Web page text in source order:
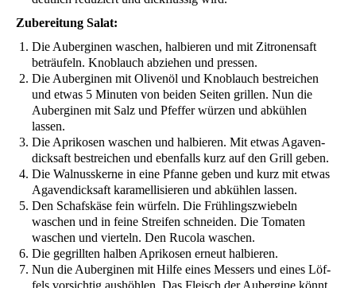
Zube­rei­tung Salat:
Die Auber­gi­nen waschen, hal­bie­ren und mit Zitro­nen­saft
beträu­feln. Knob­lauch abzie­hen und pressen.
Die Auber­gi­nen mit Oli­ven­öl und Knob­lauch bestrei­chen
und etwas 5 Minu­ten von bei­den Sei­ten gril­len. Nun die
Auber­gi­nen mit Salz und Pfef­fer wür­zen und abküh­len
lassen.
Die Apri­ko­sen waschen und hal­bie­ren. Mit etwas Aga­ven­
dick­saft bestrei­chen und eben­falls kurz auf den Grill geben.
Die Wal­nuss­ker­ne in eine Pfan­ne geben und kurz mit etwas
Aga­ven­dick­saft kara­mel­li­sie­ren und abküh­len lassen.
Den Schafs­kä­se fein wür­feln. Die Früh­lings­zwie­beln
waschen und in fei­ne Strei­fen schnei­den. Die Toma­ten
waschen und vier­teln. Den Ruco­la waschen.
Die gegrill­ten hal­ben Apri­ko­sen erneut halbieren.
Nun die Auber­gi­nen mit Hil­fe eines Mes­sers und eines Löf­
fels vor­sich­tig aus­höh­len. Das Fleisch der Auber­gi­ne könnt